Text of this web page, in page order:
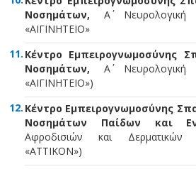
Νοσημάτων, Α΄ Νευρολογική
«ΑΙΓΙΝΗΤΕΙΟ»
Κέντρο Εμπειρογνωμοσύνης
Νοσημάτων, Α΄ Νευρολογική
«ΑΙΓΙΝΗΤΕΙΟ»)
Κέντρο Εμπειρογνωμοσύνης
Νοσημάτων Παίδων και
Αφροδισιών και
«ΑΤΤΙΚΟΝ»)